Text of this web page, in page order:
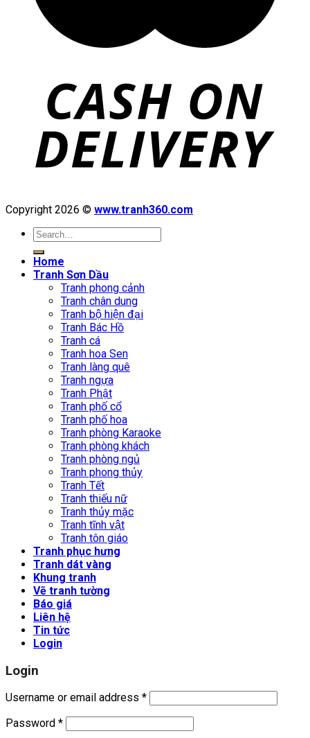
Copyright 2026 © www.tranh360.com
Search
for:
Home
Tranh Sơn Dầu
Tranh phong cảnh
Tranh chân dung
Tranh bộ hiện đại
Tranh Bác Hồ
Tranh cá
Tranh hoa Sen
Tranh làng quê
Tranh ngựa
Tranh Phật
Tranh phố cổ
Tranh phố hoa
Tranh phòng Karaoke
Tranh phòng khách
Tranh phòng ngủ
Tranh phong thủy
Tranh Tết
Tranh thiếu nữ
Tranh thủy mặc
Tranh tĩnh vật
Tranh tôn giáo
Tranh phục hưng
Tranh dát vàng
Khung tranh
Vẽ tranh tường
Báo giá
Liên hệ
Tin tức
Login
Login
Username or email address *
Password *